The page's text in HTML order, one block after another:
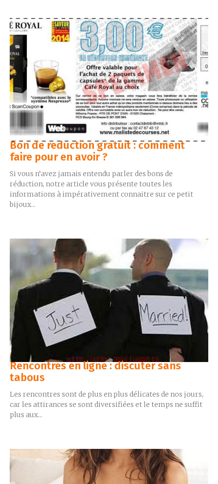
Bon de reduction gratuit : comment
faire pour en avoir ?
Si vous n’avez jamais entendu parler des bons de
réduction, notre article vous présente toutes les
informations à impérativement connaitre sur ce petit
bijoux...
Rencontres en ligne : discuter sans
tabous
Les rencontres sont de plus en plus délicates de nos jours,
car les attirances se sont diversifiées et le temps ne suffit
plus aux...